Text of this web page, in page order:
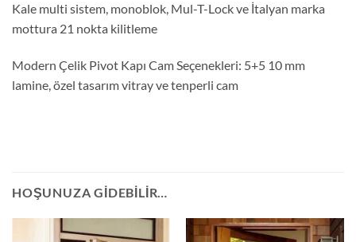
Kale multi sistem, monoblok, Mul-T-Lock ve İtalyan marka
mottura 21 nokta kilitleme
Modern Çelik Pivot Kapı Cam Seçenekleri: 5+5 10 mm
lamine, özel tasarım vitray ve tenperli cam
HOŞUNUZA GIDEBILIR…